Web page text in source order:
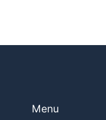
Menu